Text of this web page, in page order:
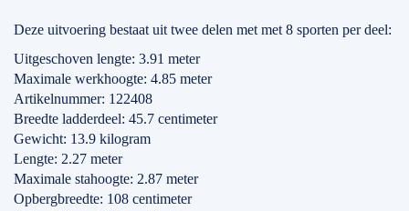
Deze uitvoering bestaat uit twee delen met met 8 sporten per deel:
Uitgeschoven lengte: 3.91 meter
Maximale werkhoogte: 4.85 meter
Artikelnummer: 122408
Breedte ladderdeel: 45.7 centimeter
Gewicht: 13.9 kilogram
Lengte: 2.27 meter
Maximale stahoogte: 2.87 meter
Opbergbreedte: 108 centimeter